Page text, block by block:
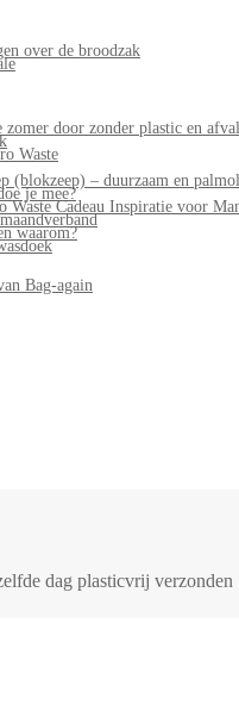
over de broodzak
door zonder plastic en
Waste
(blokzeep) – duurzaam en
je mee?
Waste Cadeau Inspiratie voor
waarom?
Bag-again
dag plasticvrij